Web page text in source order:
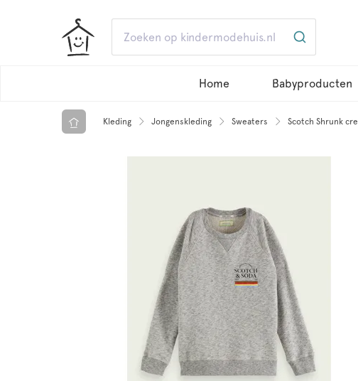
Home Babyproducten
Kleding Jongenskleding Sweaters Scotch Shrunk